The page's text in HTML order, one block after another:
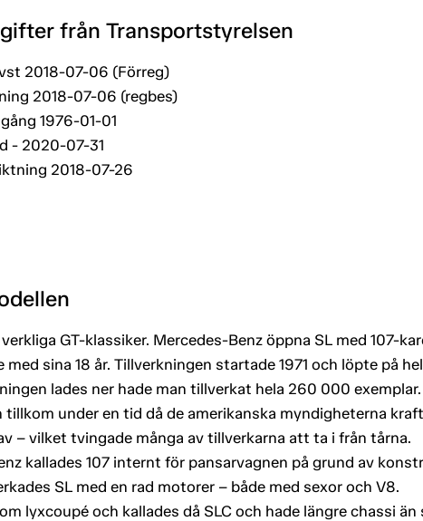
från Transportstyrelsen
2018-07-06 (Förreg)
2018-07-06 (regbes)
1976-01-01
- 2020-07-31
2018-07-26
GT-klassiker. Mercedes-Benz öppna SL med 107-
med sina 18 år. Tillverkningen startade 1971 och löpte på
lades ner hade man tillverkat hela 260 000 exemplar.
tillkom under en tid då de amerikanska myndigheterna
– vilket tvingade många av tillverkarna att ta i från tårna.
kallades 107 internt för pansarvagnen på grund av
SL med en rad motorer – både med sexor och V8.
lyxcoupé och kallades då SLC och hade längre chassi